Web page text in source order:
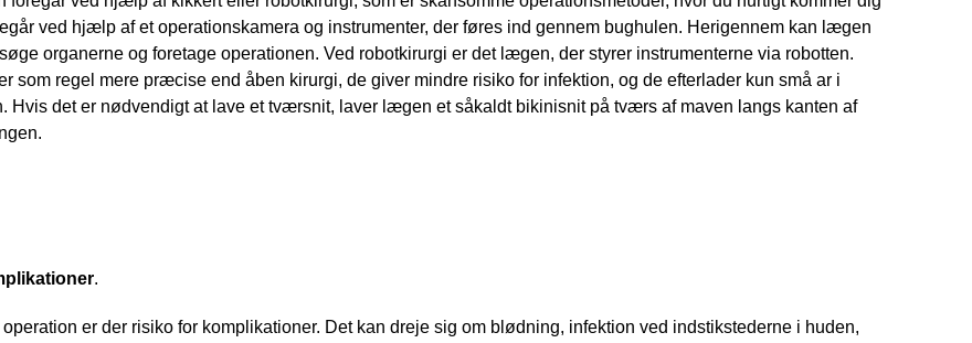
ved hjælp af et operationskamera og instrumenter, der føres ind gennem bughulen. Herigennem kan lægen
organerne og foretage operationen. Ved robotkirurgi er det lægen, der styrer instrumenterne via robotten.
som regel mere præcise end åben kirurgi, de giver mindre risiko for infektion, og de efterlader kun små ar i
Hvis det er nødvendigt at lave et tværsnit, laver lægen et såkaldt bikinisnit på tværs af maven langs kanten af
.
er der risiko for komplikationer. Det kan dreje sig om blødning, infektion ved indstikstederne i huden,